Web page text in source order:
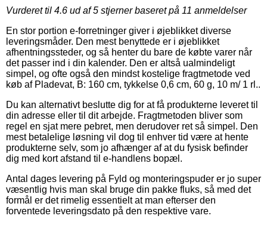
Vurderet til 4.6 ud af 5 stjerner baseret på 11 anmeldelser
En stor portion e-forretninger giver i øjeblikket diverse
leveringsmåder. Den mest benyttede er i øjeblikket
afhentningssteder, og så henter du bare de købte varer når
det passer ind i din kalender. Den er altså ualmindeligt
simpel, og ofte også den mindst kostelige fragtmetode ved
køb af Pladevat, B: 160 cm, tykkelse 0,6 cm, 60 g, 10 m/ 1 rl..
Du kan alternativt beslutte dig for at få produkterne leveret til
din adresse eller til dit arbejde. Fragtmetoden bliver som
regel en sjat mere pebret, men derudover ret så simpel. Den
mest betalelige løsning vil dog til enhver tid være at hente
produkterne selv, som jo afhænger af at du fysisk befinder
dig med kort afstand til e-handlens bopæl.
Antal dages levering på Fyld og monteringspuder er jo super
væsentlig hvis man skal bruge din pakke fluks, så med det
formål er det rimelig essentielt at man efterser den
forventede leveringsdato på den respektive vare.